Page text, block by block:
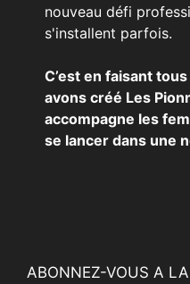
nouveau défi
s'installent parfois.
C’est en faisant
avons créé Les
accompagne les
se lancer dans une
ABONNEZ-VOUS A